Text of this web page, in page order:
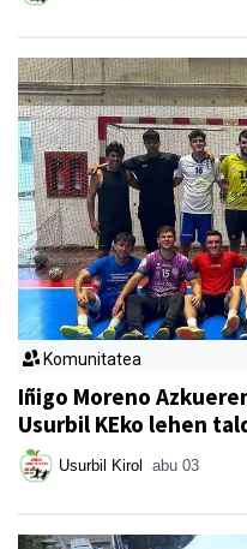
Komunitatea
Iñigo Moreno
Usurbil KEko lehen
Usurbil Kirol abu 03